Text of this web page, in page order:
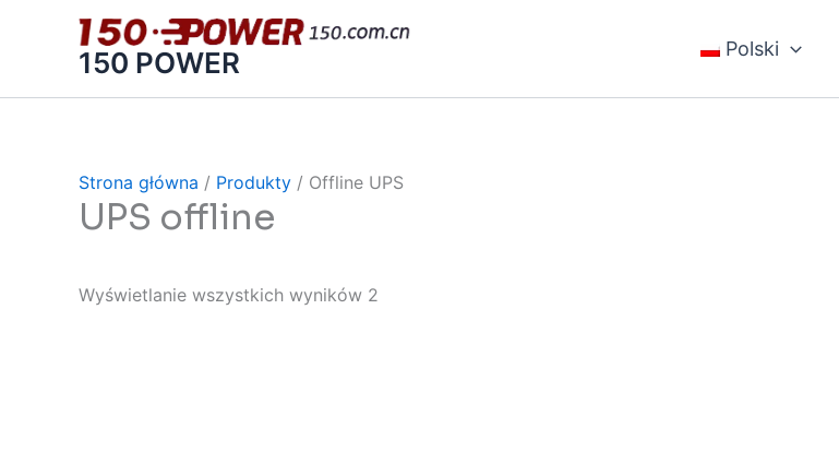
容
150 POWER Polski
Strona główna / Produkty / Offline UPS
UPS offline
Wyświetlanie wszystkich wyników 2